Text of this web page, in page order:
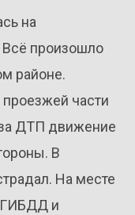
на
Всё произошло
районе.
части
ДТП движение
В
На месте
ГИБДД и